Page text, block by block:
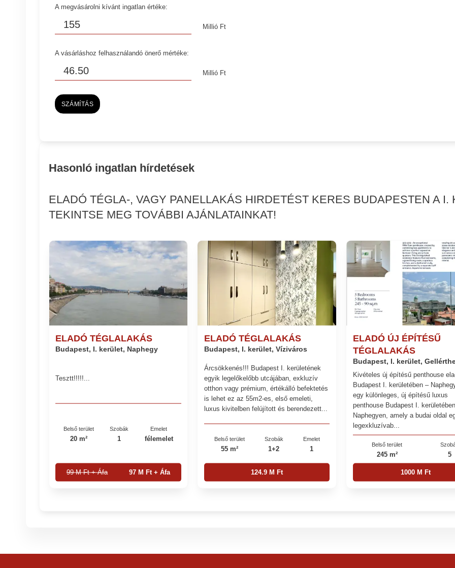
A megvásárolni kívánt ingatlan értéke:
Millió Ft
A vásárláshoz felhasználandó önerő mértéke:
Millió Ft
SZÁMÍTÁS
Hasonló ingatlan hírdetések
ELADÓ TÉGLA-, VAGY PANELLAKÁS HIRDETÉST KERES BUDAPESTEN A I.
TEKINTSE MEG TOVÁBBI AJÁNLATAINKAT!
ELADÓ TÉGLALAKÁS
Budapest, I. kerület, Naphegy
Tesztt!!!!!...
Belső terület
20 m²
Szobák
1
Emelet
félemelet
99 M Ft + Áfa 97 M Ft + Áfa
ELADÓ TÉGLALAKÁS
Budapest, I. kerület, Víziváros
Árcsökkenés!!! Budapest I. kerületének
egyik legelőkelőbb utcájában, exkluzív
otthon vagy prémium, értékálló befektetés
is lehet ez az 55m2-es, első emeleti,
luxus kivitelben felújított és berendezett...
Belső terület
55 m²
Szobák
1+2
Emelet
1
124.9 M Ft
ELADÓ ÚJ ÉPÍTÉSŰ
TÉGLALAKÁS
Budapest, I. kerület,
Kivételes új építésű penthouse
Budapest I. kerületében –
egy különleges, új építésű luxus
penthouse Budapest I.
Naphegyen, amely a budai oldal
legexkluzívab...
Belső terület
245 m² 5
1000 M Ft